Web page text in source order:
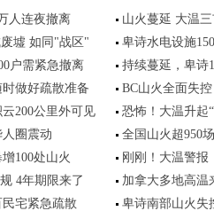
人连夜撤离
山火蔓延 大温
墟 如同"战区"
卑诗水电设施
户需紧急撤离
持续蔓延，卑诗
做好疏散准备
BC山火全面失
200公里外可见
恐怖！大温升起
圈震动
全国山火超950
100处山火
刚刚！大温警报
4年期限来了
加拿大多地高温
宅紧急疏散
卑诗南部山火失